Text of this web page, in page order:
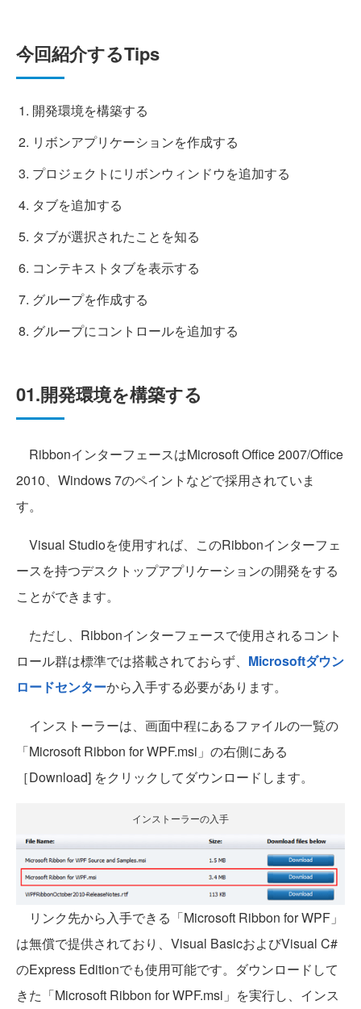
今回紹介するTips
開発環境を構築する
リボンアプリケーションを作成する
プロジェクトにリボンウィンドウを追加する
タブを追加する
タブが選択されたことを知る
コンテキストタブを表示する
グループを作成する
グループにコントロールを追加する
01.開発環境を構築する
RibbonインターフェースはMicrosoft Office 2007/Office
2010、Windows 7のペイントなどで採用されていま
す。
Visual Studioを使用すれば、このRibbonインターフェ
ースを持つデスクトップアプリケーションの開発をする
ことができます。
ただし、Ribbonインターフェースで使用されるコント
ロール群は標準では搭載されておらず、 Microsoftダウン
ロードセンターから入手する必要があります。
インストーラーは、画面中程にあるファイルの一覧の
「Microsoft Ribbon for WPF.msi」の右側にある
［Download] をクリックしてダウンロードします。
インストーラーの入手
リンク先から入手できる「Microsoft Ribbon for WPF」
は無償で提供されており、Visual BasicおよびVisual C#
のExpress Editionでも使用可能です。ダウンロードして
きた「Microsoft Ribbon for WPF.msi」を実行し、インス